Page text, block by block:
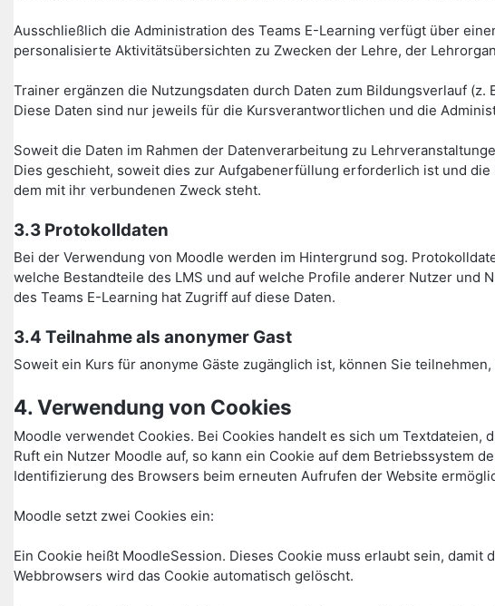
Ausschließlich die Administration des Teams E-Learning verfügt über
personalisierte Aktivitätsübersichten zu Zwecken der Lehre, der
Trainer ergänzen die Nutzungsdaten durch Daten zum Bildungsverlauf
Diese Daten sind nur jeweils für die Kursverantwortlichen und die
Soweit die Daten im Rahmen der Datenverarbeitung zu
Dies geschieht, soweit dies zur Aufgabenerfüllung erforderlich ist und
dem mit ihr verbundenen Zweck steht.
3.3 Protokolldaten
Bei der Verwendung von Moodle werden im Hintergrund sog.
welche Bestandteile des LMS und auf welche Profile anderer Nutzer
des Teams E-Learning hat Zugriff auf diese Daten.
3.4 Teilnahme als anonymer Gast
Soweit ein Kurs für anonyme Gäste zugänglich ist, können Sie
4. Verwendung von Cookies
Moodle verwendet Cookies. Bei Cookies handelt es sich um
Ruft ein Nutzer Moodle auf, so kann ein Cookie auf dem Betriebssystem
Identifizierung des Browsers beim erneuten Aufrufen der Website
Moodle setzt zwei Cookies ein:
Ein Cookie heißt MoodleSession. Dieses Cookie muss erlaubt sein,
Webbrowsers wird das Cookie automatisch gelöscht.